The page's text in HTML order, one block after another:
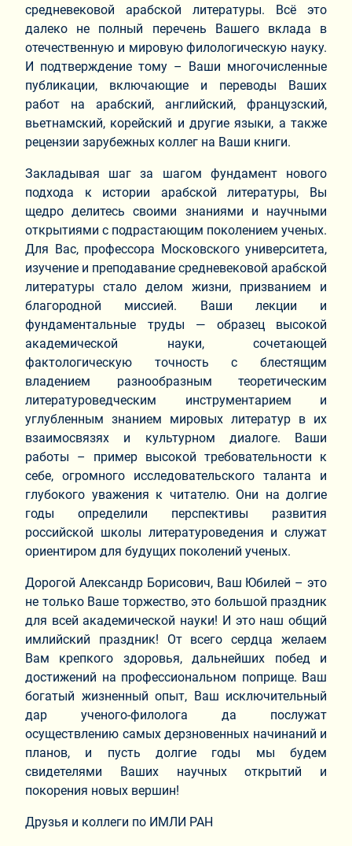
средневековой арабской литературы. Всё это
далеко не полный перечень Вашего вклада в
отечественную и мировую филологическую науку.
И подтверждение тому – Ваши многочисленные
публикации, включающие и переводы Ваших
работ на арабский, английский, французский,
вьетнамский, корейский и другие языки, а также
рецензии зарубежных коллег на Ваши книги.
Закладывая шаг за шагом фундамент нового
подхода к истории арабской литературы, Вы
щедро делитесь своими знаниями и научными
открытиями с подрастающим поколением ученых.
Для Вас, профессора Московского университета,
изучение и преподавание средневековой арабской
литературы стало делом жизни, призванием и
благородной миссией. Ваши лекции и
фундаментальные труды — образец высокой
академической науки, сочетающей
фактологическую точность с блестящим
владением разнообразным теоретическим
литературоведческим инструментарием и
углубленным знанием мировых литератур в их
взаимосвязях и культурном диалоге. Ваши
работы – пример высокой требовательности к
себе, огромного исследовательского таланта и
глубокого уважения к читателю. Они на долгие
годы определили перспективы развития
российской школы литературоведения и служат
ориентиром для будущих поколений ученых.
Дорогой Александр Борисович, Ваш Юбилей – это
не только Ваше торжество, это большой праздник
для всей академической науки! И это наш общий
имлийский праздник! От всего сердца желаем
Вам крепкого здоровья, дальнейших побед и
достижений на профессиональном поприще. Ваш
богатый жизненный опыт, Ваш исключительный
дар ученого-филолога да послужат
осуществлению самых дерзновенных начинаний и
планов, и пусть долгие годы мы будем
свидетелями Ваших научных открытий и
покорения новых вершин!
Друзья и коллеги по ИМЛИ РАН